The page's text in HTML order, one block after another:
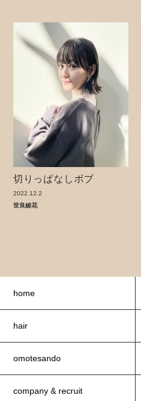
切りっぱなしボブ
2022.12.2
世良綾花
home
hair
omotesando
company & recruit